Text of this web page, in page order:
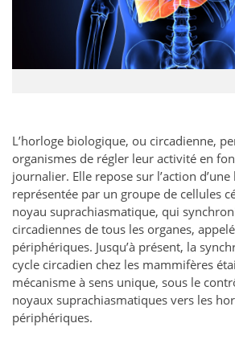
L’horloge biologique, ou circadienne,
organismes de régler leur activité en
journalier. Elle repose sur l’action
représentée par un groupe de cellules
noyau suprachiasmatique, qui
circadiennes de tous les organes,
périphériques. Jusqu’à présent, la
cycle circadien chez les mammifères
mécanisme à sens unique, sous le
noyaux suprachiasmatiques vers les
périphériques.